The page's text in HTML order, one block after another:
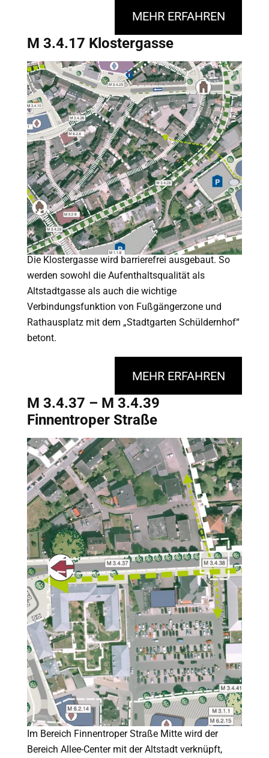
MEHR ERFAHREN
M 3.4.17 Klostergasse
Die Klostergasse wird barrierefrei ausgebaut. So
werden sowohl die Aufenthaltsqualität als
Altstadtgasse als auch die wichtige
Verbindungsfunktion von Fußgängerzone und
Rathausplatz mit dem „Stadtgarten Schüldernhof“
betont.
MEHR ERFAHREN
M 3.4.37 – M 3.4.39
Finnentroper Straße
Im Bereich Finnentroper Straße Mitte wird der
Bereich Allee-Center mit der Altstadt verknüpft,